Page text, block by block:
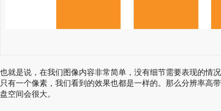
也就是说，在我们图像内容非常简单，没有细节需要表现的情
只有一个像素，我们看到的效果也都是一样的。那么分辨率
盘空间会很大。